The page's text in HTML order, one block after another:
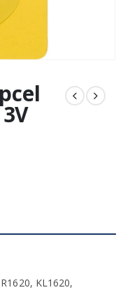
KL1620,